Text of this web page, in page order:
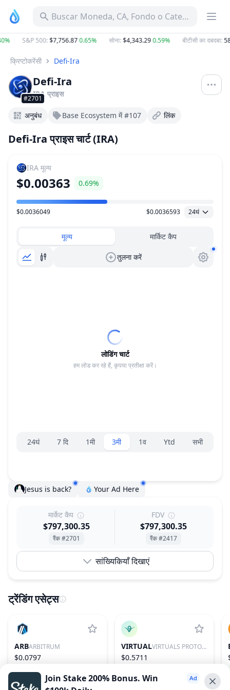
Buscar Moneda, CA, Fondo o Categoría
S&P 500:$7,756.87 0.65% सोना:$4,343.29 0.59% बीटीसी का दबदबा:
क्रिप्टोकरेंसी Defi-Ira
#2701
Defi-Ira
IRA प्राइस
अनुबंध Base Ecosystem में #107 लिंक
Defi-Ira प्राइस चार्ट (IRA)
IRA मूल्य
$0.00363 0.69%
मूल्य सीमा
$0.0036049 $0.0036593 24घं
मूल्य मार्किट कैप
तुलना करें
लोडिंग चार्ट
हम लोड कर रहे हैं, कृपया प्रतीक्षा करें।
रेंज चयनकर्ता।
24घं 7 दि 1मी 3मी 1व Ytd सभी
Jesus is back? Your Ad Here
मार्केट कैप
$797,300.35
रैंक #2701
FDV
$797,300.35
रैंक #2417
सांख्यिकियाँ दिखाएं
ट्रेंडिंग एसेट्स
ARBARBITRUM
$0.0797
VIRTUAL VIRTUALS PROTOCOL
$0.5711
Join Stake 200% Bonus. Win